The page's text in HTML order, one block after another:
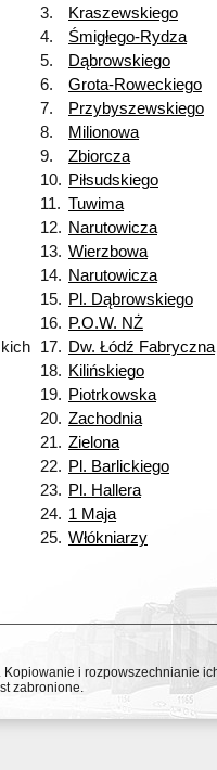
3. Kraszewskiego
4. Śmigłego-Rydza
5. Dąbrowskiego
6. Grota-Roweckiego
7. Przybyszewskiego
8. Milionowa
9. Zbiorcza
10. Piłsudskiego
11. Tuwima
12. Narutowicza
13. Wierzbowa
14. Narutowicza
15. Pl. Dąbrowskiego
16. P.O.W. NŻ
17. Dw. Łódź Fabryczna
18. Kilińskiego
19. Piotrkowska
20. Zachodnia
21. Zielona
22. Pl. Barlickiego
23. Pl. Hallera
24. 1 Maja
25. Włókniarzy
i rozpowszechnianie
zabronione.